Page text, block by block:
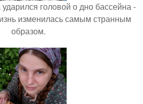
головой о дно бассейна -
изменилась самым странным
образом.